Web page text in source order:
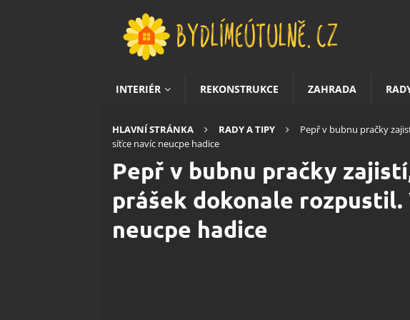
INTERIÉR REKONSTRUKCE ZAHRADA
HLAVNÍ STRÁNKA RADY A TIPY
Pepř v bubnu pračky
síťce navíc neucpe hadice
Pepř v bubnu pračky
prášek dokonale rozpustil.
neucpe hadice